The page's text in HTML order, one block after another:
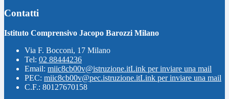
Contatti
Istituto Comprensivo Jacopo Barozzi Milano
Via F. Bocconi, 17 Milano
Tel: 02 88444236
Email: miic8cb00v@istruzione.itLink per inviare una mail
PEC: miic8cb00v@pec.istruzione.itLink per inviare una mail
C.F.: 80127670158